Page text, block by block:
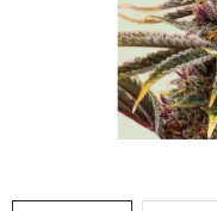
Podmienky ochrany
Bankové údaje
Formulár na odstúpenie
Odstúpenie od zmluvy